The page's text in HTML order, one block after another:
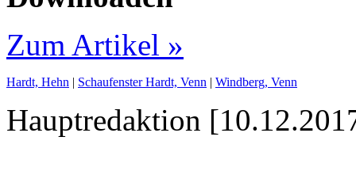
Zum Artikel »
Hardt, Hehn | Schaufenster Hardt, Venn | Windberg, Venn
Hauptredaktion